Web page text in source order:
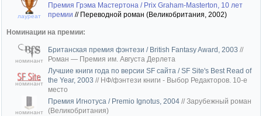
лауреат
Премия Грэма Мастертона / Prix Graham-Masterton, 10 лет
премии // Переводной роман (Великобритания, 2002)
Номинации на премии:
номинант
Британская премия фэнтези / British Fantasy Award, 2003 //
Роман — Премия им. Августа Дерлета
номинант
Лучшие книги года по версии SF сайта / SF Site's Best Read of
the Year, 2003 // НФ/фэнтези книги - Выбор Редакторов. 10-е
место
номинант
Премия Игнотуса / Premio Ignotus, 2004 //Зарубежный роман
(Великобритания)